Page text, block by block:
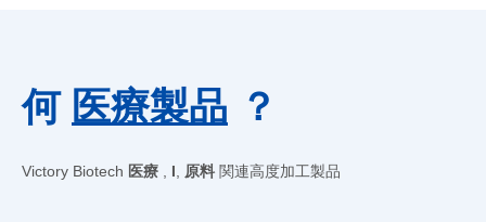
何 医療製品 ？
Victory Biotech 医療 , I, 原料 関連高度加工製品